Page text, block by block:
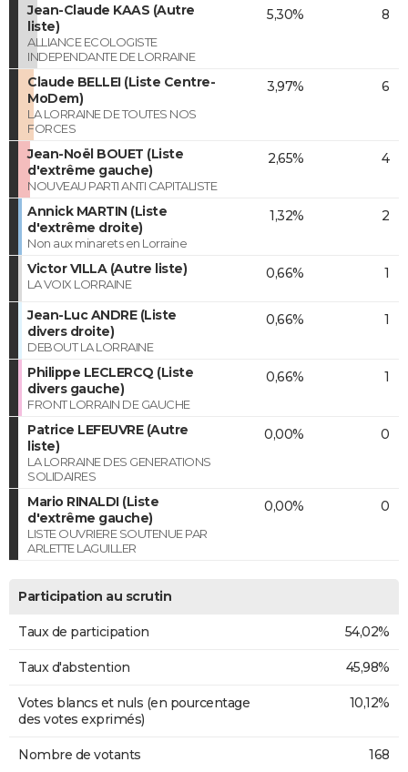
Jean-Claude KAAS (Autre
liste)
ALLIANCE ECOLOGISTE
INDEPENDANTE DE LORRAINE
5,30% 8
Claude BELLEI (Liste Centre-
MoDem)
LA LORRAINE DE TOUTES NOS
FORCES
3,97% 6
Jean-Noël BOUET (Liste
d'extrême gauche)
NOUVEAU PARTI ANTI CAPITALISTE
2,65% 4
Annick MARTIN (Liste
d'extrême droite)
Non aux minarets en Lorraine
1,32% 2
Victor VILLA (Autre liste)
LA VOIX LORRAINE
0,66% 1
Jean-Luc ANDRE (Liste
divers droite)
DEBOUT LA LORRAINE
0,66% 1
Philippe LECLERCQ (Liste
divers gauche)
FRONT LORRAIN DE GAUCHE
0,66% 1
Patrice LEFEUVRE (Autre
liste)
LA LORRAINE DES GENERATIONS
SOLIDAIRES
0,00% 0
Mario RINALDI (Liste
d'extrême gauche)
LISTE OUVRIERE SOUTENUE PAR
ARLETTE LAGUILLER
0,00% 0
Participation au scrutin
Taux de participation 54,02%
Taux d'abstention 45,98%
Votes blancs et nuls (en pourcentage
des votes exprimés)
10,12%
Nombre de votants 168